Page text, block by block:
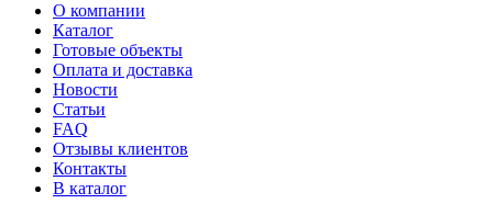
О компании
Каталог
Готовые объекты
Оплата и доставка
Новости
Статьи
FAQ
Отзывы клиентов
Контакты
В каталог